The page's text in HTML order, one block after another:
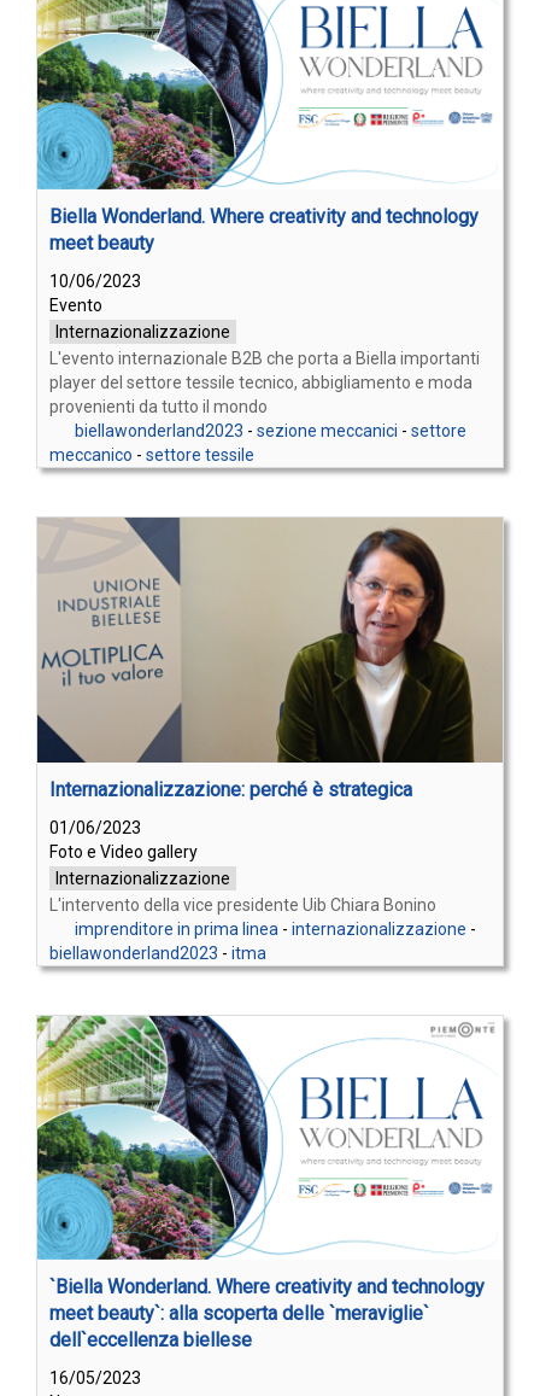
Biella Wonderland. Where creativity and technology
meet beauty
10/06/2023
Evento
Internazionalizzazione
L'evento internazionale B2B che porta a Biella importanti
player del settore tessile tecnico, abbigliamento e moda
provenienti da tutto il mondo
biellawonderland2023 - sezione meccanici - settore
meccanico - settore tessile
Internazionalizzazione: perché è strategica
01/06/2023
Foto e Video gallery
Internazionalizzazione
L'intervento della vice presidente Uib Chiara Bonino
imprenditore in prima linea - internazionalizzazione -
biellawonderland2023 - itma
`Biella Wonderland. Where creativity and technology
meet beauty`: alla scoperta delle `meraviglie`
dell`eccellenza biellese
16/05/2023